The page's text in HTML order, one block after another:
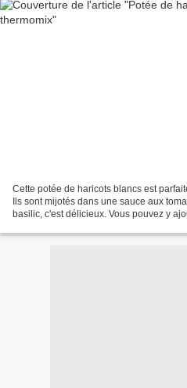
Cette potée de haricots blancs est
Ils sont mijotés dans une sauce aux
basilic, c'est délicieux. Vous pouvez y